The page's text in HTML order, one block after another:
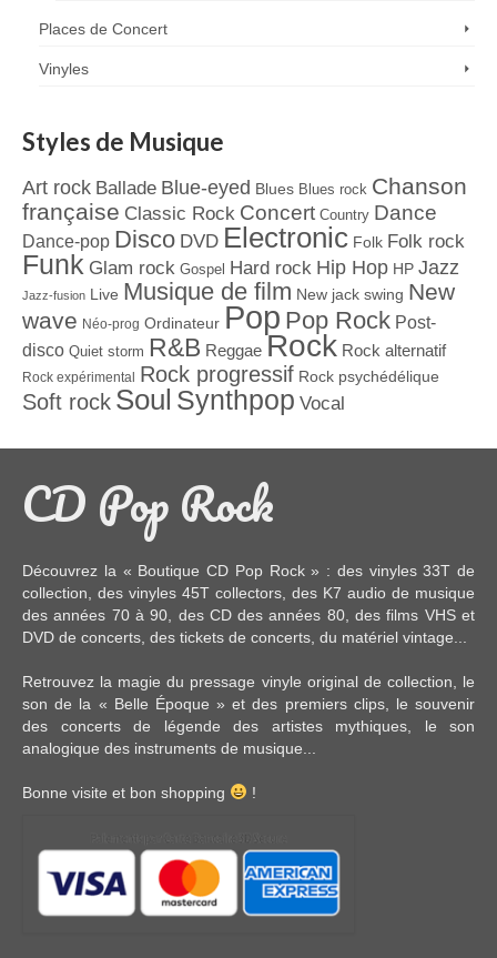
Places de Concert
Vinyles
Styles de Musique
Art rock Ballade Blue-eyed Blues Blues rock Chanson
française Classic Rock Concert Country Dance
Dance-pop Disco DVD Electronic Folk Folk rock
Funk Glam rock Gospel Hard rock Hip Hop HP Jazz
Jazz-fusion Live Musique de film New jack swing New
wave Néo-prog Ordinateur Pop Pop Rock Post-
disco Quiet storm R&B Reggae Rock Rock alternatif
Rock expérimental Rock progressif Rock psychédélique
Soft rock Soul Synthpop Vocal
CD Pop Rock
Découvrez la « Boutique CD Pop Rock » : des vinyles 33T de
collection, des vinyles 45T collectors, des K7 audio de musique
des années 70 à 90, des CDdes années 80, desfilms VHS et
DVD de concerts, des tickets de concerts , du matériel vintage
Retrouvez la magie du pressage vinyle original de collection, le
son de la « Belle Époque » et des premiers clips, le souvenir
des concerts de légende des artistes mythiques, le son
analogique des instruments de musique...
Bonne visite et bon shopping !